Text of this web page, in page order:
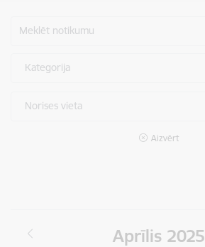
Meklēt notikumu
Kategorija
Norises vieta
Aizvērt
Aprīlis 2025